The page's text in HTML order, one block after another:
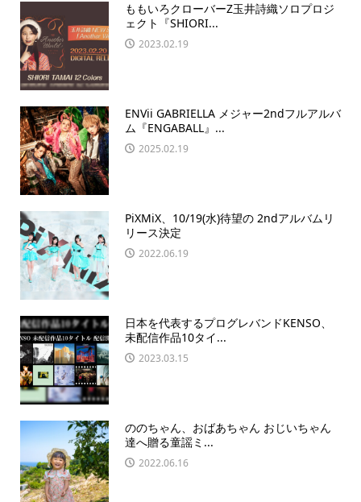
ももいろクローバーZ玉井詩織ソロプロジ
ェクト『SHIORI...
2023.02.19
ENVii GABRIELLA メジャー2ndフルアルバ
ム『ENGABALL』...
2025.02.19
PiXMiX、10/19(水)待望の 2ndアルバムリ
リース決定
2022.06.19
日本を代表するプログレバンドKENSO、
未配信作品10タイ...
2023.03.15
ののちゃん、おばあちゃん おじいちゃん
達へ贈る童謡ミ...
2022.06.16